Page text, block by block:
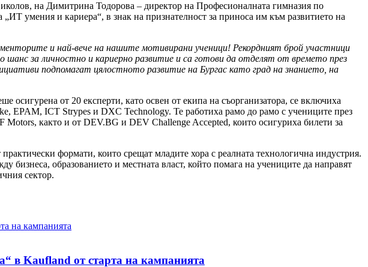
на Димитрина Тодорова – директор на Професионалната гимназия по
умения и кариера“, в знак на признателност за приноса им към развитието на
менторите и най-вече на нашите мотивирани ученици! Рекордният брой участници
за личностно и кариерно развитие и са готови да отделят от времето през
подпомагат цялостното развитие на Бургас като град на знанието, на
осигурена от 20 експерти, като освен от екипа на съорганизатора, се включиха
EPAM, ICT Strypes и DXC Technology. Те работиха рамо до рамо с учениците през
както и от DEV.BG и DEV Challenge Accepted, които осигуриха билети за
формати, които срещат младите хора с реалната технологична индустрия.
бизнеса, образованието и местната власт, който помага на учениците да направят
сектор.
в Kaufland от старта на кампанията